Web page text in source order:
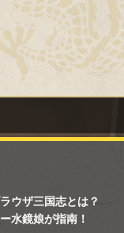
ウザ三国志とは？
水鏡娘が指南！